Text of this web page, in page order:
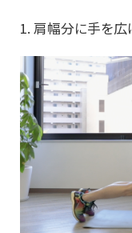
1. 肩幅分に手を広